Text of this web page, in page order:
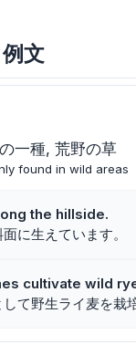
文
一種 荒野の草
found in wild areas
the hillside.
に生えています。
cultivate wild
て野生ライ麦を栽